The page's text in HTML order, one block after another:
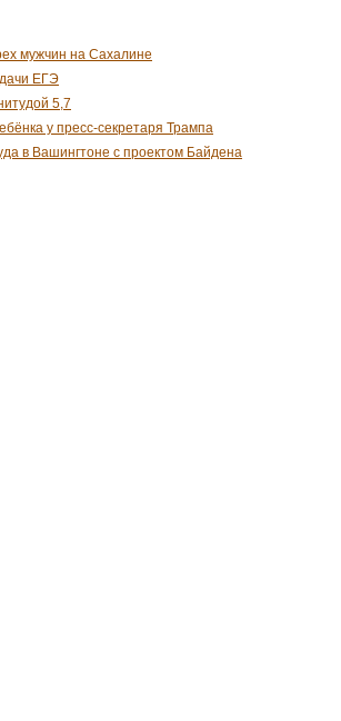
мужчин на Сахалине
ЕГЭ
5,7
у пресс-секретаря Трампа
в Вашингтоне с проектом Байдена